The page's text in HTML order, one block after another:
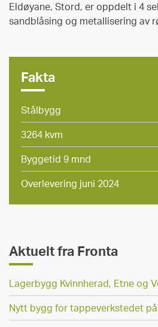
Eldøyane, Stord, er oppdelt i 4
sandblåsing og metallisering av
Fakta
Stålbygg
3264 kvm
Byggetid 9 mnd
Overlevering juni 2024
Aktuelt fra Fronta
Lagerbygg Kvinnherad, Etne og
Nytt bygg for tappeverkstedet